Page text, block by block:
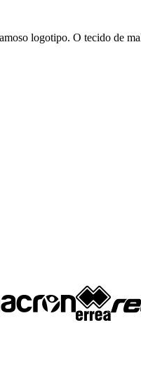
logotipo. O tecido de